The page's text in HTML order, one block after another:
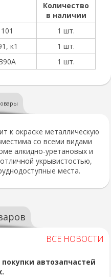
Количество
в наличии
1 шт.
к1
1 шт.
1 шт.
к окраске металлическую
со всеми видами
алкидно-уретановых и
укрывистостью,
места.
ВСЕ НОВОСТИ
автозапчастей